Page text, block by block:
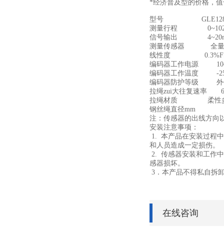
*经济普及型的价格，
型号
测量行程
信号输出 4~20mA
测量传感器 全量
线性度 0.3%FS，(
编码器工作电源
编码器工作温度 -
编码器防护等级 外
拉绳zui大往复速率
拉绳材质 柔性多
钢丝绳直径
注：传感器的出线方
安装注意事项：
1. 本产品在安装过程
和人员造成一定损伤。
2. 传感器安装和工作
感器损坏。
3．本产品不得私自拆
在线咨询